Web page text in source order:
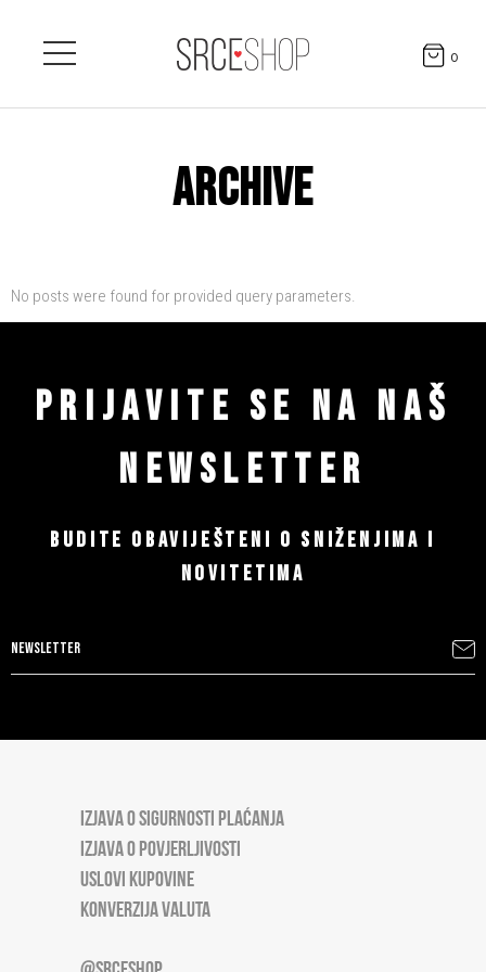
0
ARCHIVE
No posts were found for provided query parameters.
PRIJAVITE SE NA NAŠ
NEWSLETTER
BUDITE OBAVIJEŠTENI O SNIŽENJIMA I
NOVITETIMA
IZJAVA O SIGURNOSTI PLAĆANJA
IZJAVA O POVJERLJIVOSTI
USLOVI KUPOVINE
KONVERZIJA VALUTA